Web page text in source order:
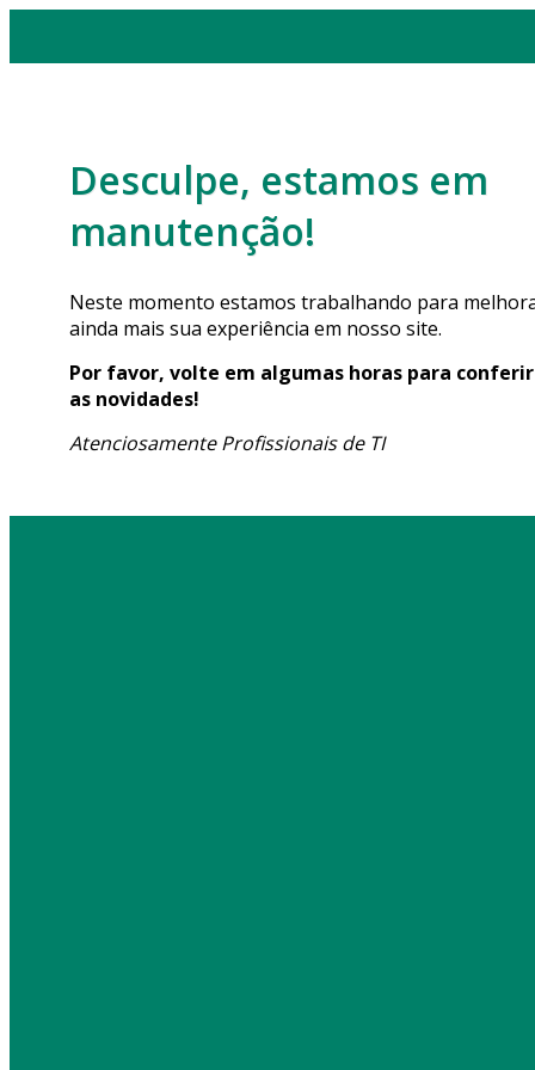
Desculpe, estamos em
manutenção!
Neste momento estamos trabalhando para
ainda mais sua experiência em nosso site.
Por favor, volte em algumas horas para conferir
as novidades!
Atenciosamente Profissionais de TI